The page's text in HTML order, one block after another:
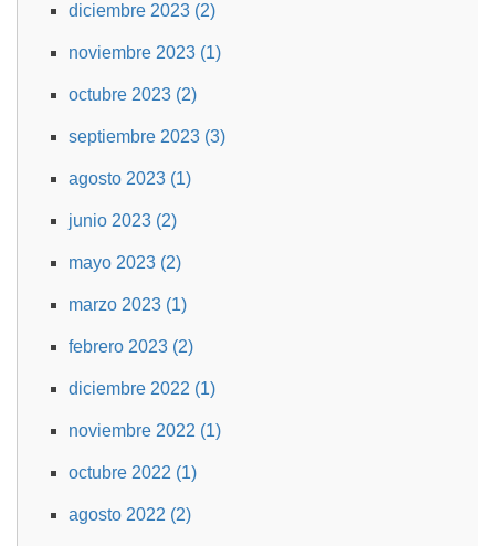
diciembre 2023 (2)
noviembre 2023 (1)
octubre 2023 (2)
septiembre 2023 (3)
agosto 2023 (1)
junio 2023 (2)
mayo 2023 (2)
marzo 2023 (1)
febrero 2023 (2)
diciembre 2022 (1)
noviembre 2022 (1)
octubre 2022 (1)
agosto 2022 (2)